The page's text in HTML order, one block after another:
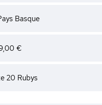
Basque
€
20 Rubys